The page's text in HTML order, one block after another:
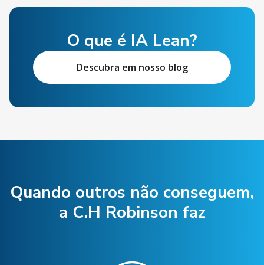
O que é IA Lean?
Descubra em nosso blog
Quando outros não conseguem,
a C.H Robinson faz